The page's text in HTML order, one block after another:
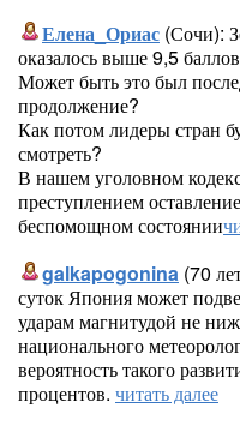
Елена_Ориас (Сочи):
оказалось выше 9,5
Может быть это был
продолжение?
Как потом лидеры стран
смотреть?
В нашем уголовном
преступлением
беспомощном состоянии
galkapogonina (70
суток Япония может
ударам магнитудой не
национального
вероятность такого
процентов. читать далее